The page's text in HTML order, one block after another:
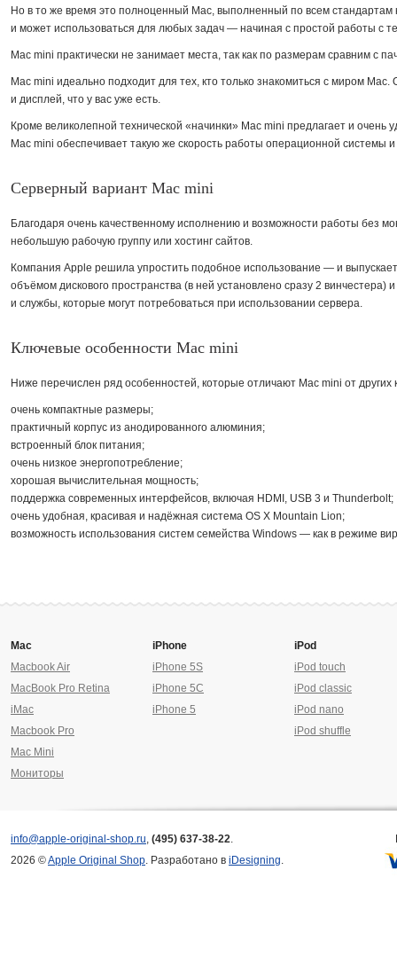
Но в то же время это полноценный Mac, выполненный по всем
и может использоваться для любых задач — начиная с простой работы с
Mac mini практически не занимает места, так как по размерам сравним с
Mac mini идеально подходит для тех, кто только знакомиться с миром
и дисплей, что у вас уже есть.
Кроме великолепной технической «начинки» Mac mini предлагает и
Mac mini обеспечивает такую же скорость работы операционной системы
Серверный вариант Mac mini
Благодаря очень качественному исполнению и возможности работы без
небольшую рабочую группу или хостинг сайтов.
Компания Apple решила упростить подобное использование — и
объёмом дискового пространства (в ней установлено сразу 2
и службы, которые могут потребоваться при использовании сервера.
Ключевые особенности Mac mini
Ниже перечислен ряд особенностей, которые отличают Mac mini от других
очень компактные размеры;
практичный корпус из анодированного алюминия;
встроенный блок питания;
очень низкое энергопотребление;
хорошая вычислительная мощность;
поддержка современных интерфейсов, включая HDMI, USB 3 и Thunderbolt;
очень удобная, красивая и надёжная система OS X Mountain Lion;
возможность использования систем семейства Windows — как в режиме
Mac
Macbook Air
MacBook Pro Retina
iMac
Macbook Pro
Mac Mini
Мониторы
iPhone
iPhone 5S
iPhone 5C
iPhone 5
iPod
iPod touch
iPod classic
iPod nano
iPod shuffle
info@apple-original-shop.ru, (495) 637-38-22.
2026 ©Apple Original Shop. Разработано в iDesigning.